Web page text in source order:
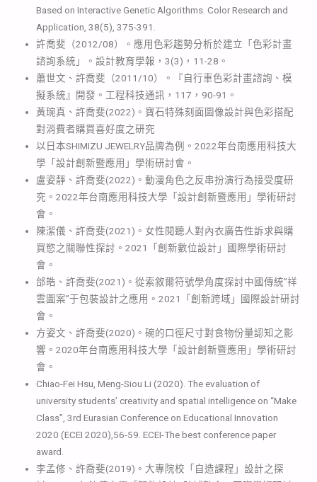
Based on Interactive Genetic Algorithms. Color Research and
Application, 38(5), 375-391.
許喬斐（2012/08）。應用色彩趨勢分析於建立「色彩計畫
諮詢系統」。設計教育學報，3(3)，11-28。
蕭世文、許喬斐（2011/10）。『自行車色彩計畫諮詢、模
擬系統』開發。工程科技通訊，117，90-91。
黃琬真、許喬斐(2022)。寶石特殊刻面圖像設計與色彩搭配
對消費者購買喜好度之研究
以日本SHIMIZU JEWELRY品牌為例。2022年台南應用科技大
學「設計創新暨應用」學術研討會。
盧姿靜、許喬斐(2022)。動漫角色之反串扮演行為接受度研
究。2022年台南應用科技大學「設計創新暨應用」學術研討
會。
陳潔儀、許喬斐(2021)。女性閱聽人對內衣廣告性訴求與購
買慾之關聯性探討。2021「創新數位設計」國際學術研討
會。
邰皓、許喬斐(2021)。從索敘爾符號學角度探討中國傳統”祥
雲圖案”于包裝設計之應用。2021「創新跨域」國際設計研討
會。
方姿文、許喬斐(2020)。碗的口徑尺寸對食物份量認知之影
響。2020年台南應用科技大學「設計創新暨應用」學術研討
會。
Chiao-Fei Hsu, Meng-Siou Li (2020). The evaluation of
university students’ creativity and spatial intelligence on “Make
Class”, 3rd Eurasian Conference on Educational Innovation
2020 (ECEI 2020),56-59. ECEI-The best conference paper
award.
李孟修、許喬斐(2019)。大專院校「自造課程」設計之探